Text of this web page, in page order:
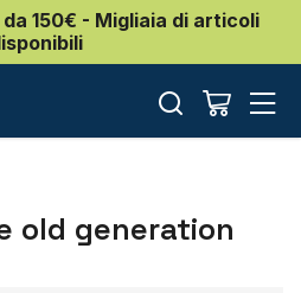
150€ - Migliaia di articoli
old generation